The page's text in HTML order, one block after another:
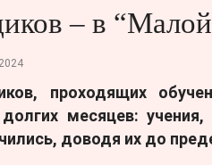
– в “Малой
проходящих
месяцев:
доводя их до